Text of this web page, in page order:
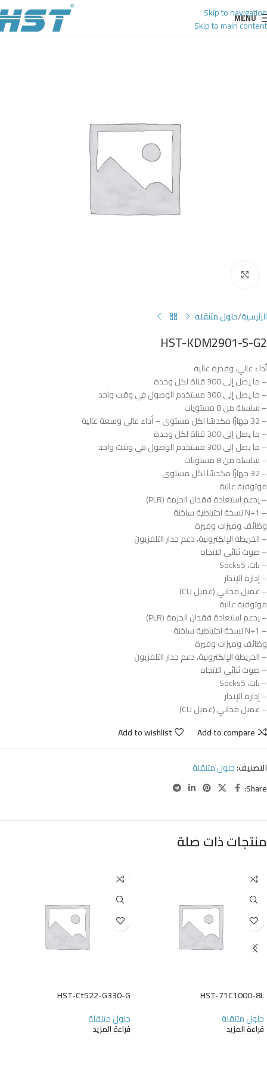
Skip to navigation
Skip to main content
MENU
الرئيسية حلول متنقلة
HST-KDM2901-S-G2
أداء عالي، وقدرة عالية
– ما يصل إلى 300 قناة لكل وحدة
– ما يصل إلى 300 مستخدم الوصول في وقت واحد
– سلسلة من 8 مستويات
– 32 جهازًا مكدسًا لكل مستوى – أداء عالي وسعة عالية
– ما يصل إلى 300 قناة لكل وحدة
– ما يصل إلى 300 مستخدم الوصول في وقت واحد
– سلسلة من 8 مستويات
– 32 جهازًا مكدسًا لكل مستوى
موثوقية عالية
– يدعم استعادة فقدان الحزمة (PLR)
– N+1 نسخة احتياطية ساخنة
وظائف وميزات وفيرة
– الخريطة الإلكترونية، دعم جدار التلفزيون
– صوت ثنائي الاتجاه
– نات، Socks5
– إدارة الإنذار
– عميل مجاني (عميل CU)
موثوقية عالية
– يدعم استعادة فقدان الحزمة (PLR)
– N+1 نسخة احتياطية ساخنة
وظائف وميزات وفيرة
– الخريطة الإلكترونية، دعم جدار التلفزيون
– صوت ثنائي الاتجاه
– نات، Socks5
– إدارة الإنذار
– عميل مجاني (عميل CU)
Add to compare
Add to wishlist
التصنيف:حلول متنقلة
Share:
منتجات ذات صلة
HST-71C1000-8L
حلول متنقلة
قراءة المزيد
HST-Ct522-G330-G
حلول متنقلة
قراءة المزيد